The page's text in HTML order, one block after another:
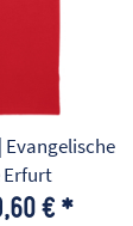
Evangelische
Erfurt
€ *